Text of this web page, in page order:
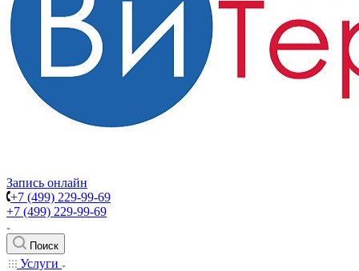
Запись онлайн
+7 (499) 229-99-69
+7 (499) 229-99-69
Поиск
Услуги